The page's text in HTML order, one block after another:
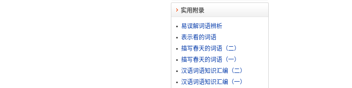
实用附录
易误解词语辨析
表示看的词语
描写春天的词语（二）
描写春天的词语（一）
汉语词语知识汇编（二）
汉语词语知识汇编（一）